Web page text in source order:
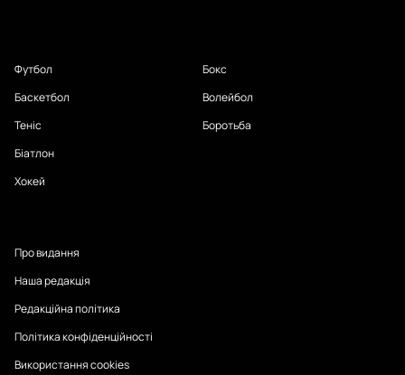
Футбол
Баскетбол
Теніс
Біатлон
Хокей
Бокс
Волейбол
Боротьба
Про видання
Наша редакція
Редакційна політика
Політика конфіденційності
Використання cookies